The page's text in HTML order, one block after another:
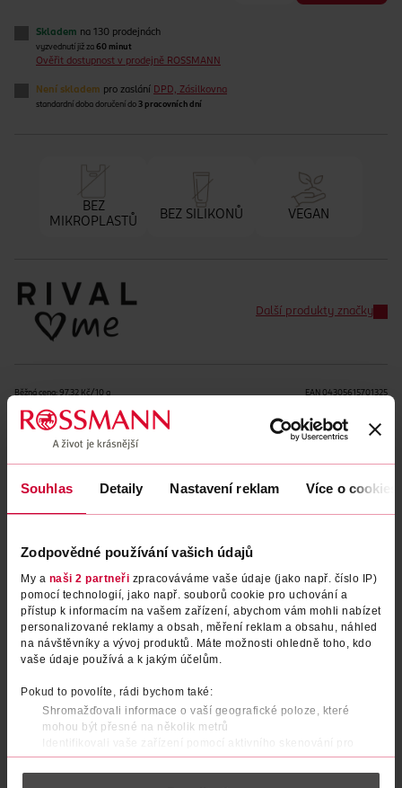
Souhlas Detaily Nastavení reklam Více o cookies
Zodpovědné používání vašich údajů
My a naši 2 partneři zpracováváme vaše údaje (jako např. číslo IP)
pomocí technologií, jako např. souborů cookie pro uchování a
přístup k informacím na vašem zařízení, abychom vám mohli nabízet
personalizované reklamy a obsah, měření reklam a obsahu, náhled
na návštěvníky a vývoj produktů. Máte možnosti ohledně toho, kdo
vaše údaje používá a k jakým účelům.
Pokud to povolíte, rádi bychom také:
Shromažďovali informace o vaší geografické poloze, které
mohou být přesné na několik metrů
Identifikovali vaše zařízení pomocí aktivního skenování pro
konkrétní charakteristiky (otisk prstu)
Zjistěte více o tom, jak zpracováváme vaše osobní údaje, a nastavte
Skladem na 130 prodejnách
vyzvednutí již za 60 minut
Ověřit dostupnost v prodejně ROSSMANN
Není skladem pro zaslání DPD, Zásilkovna
standardní doba doručení do 3 pracovních dní
BEZ
MIKROPLASTŮ
BEZ SILIKONŮ VEGAN
Další produkty značky
Běžná cena: 97.32 Kč/10 g
Uvedené ceny jsou včetně DPH
EAN 04305615701325
Podobné produkty
Tužka na oči Kajal 02 Brown